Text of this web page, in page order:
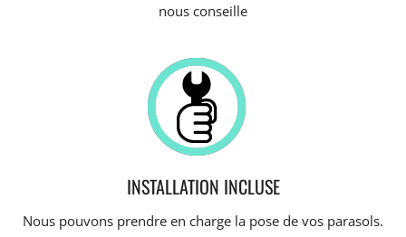
nous conseille
INSTALLATION INCLUSE
Nous pouvons prendre en charge la pose de vos parasols.